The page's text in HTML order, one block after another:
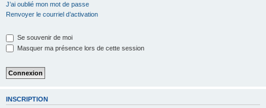
J’ai oublié mon mot de passe
Renvoyer le courriel d’activation
Se souvenir de moi
Masquer ma présence lors de cette session
INSCRIPTION